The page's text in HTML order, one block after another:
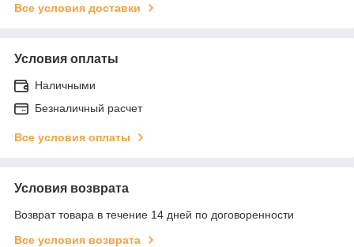
Все условия доставки
Условия оплаты
Наличными
Безналичный расчет
Все условия оплаты
Условия возврата
Возврат товара в течение 14 дней по договоренности
Все условия возврата